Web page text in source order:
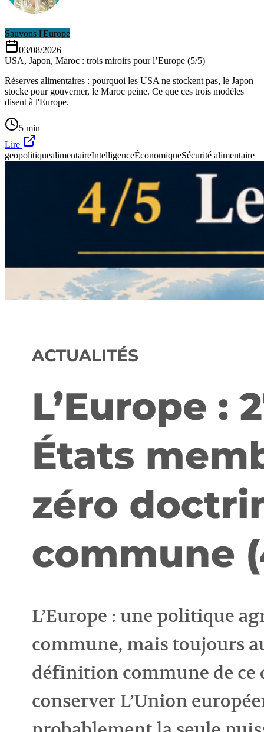
Sauvons l'Europe
03/08/2026
USA, Japon, Maroc : trois miroirs pour l’Europe (5/5)
Réserves alimentaires : pourquoi les USA ne stockent pas, le Japon
stocke pour gouverner, le Maroc peine. Ce que ces trois modèles
disent à l'Europe.
5 min
Lire
geopolitiquealimentaireIntelligenceÉconomiqueSécurité alimentaire